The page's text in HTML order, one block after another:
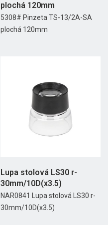
plochá 120mm
5308# Pinzeta TS-13/2A-SA
plochá 120mm
Lupa stolová LS30 r-
30mm/10D(x3.5)
NAR0841 Lupa stolová LS30 r-
30mm/10D(x3.5)